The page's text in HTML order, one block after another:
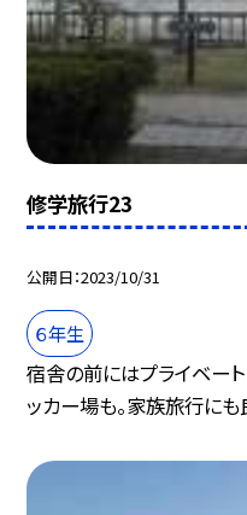
修学旅行23
公開日 2023/10/31
６年生
宿舎の前にはプライベー
ッカー場も。家族旅行にも